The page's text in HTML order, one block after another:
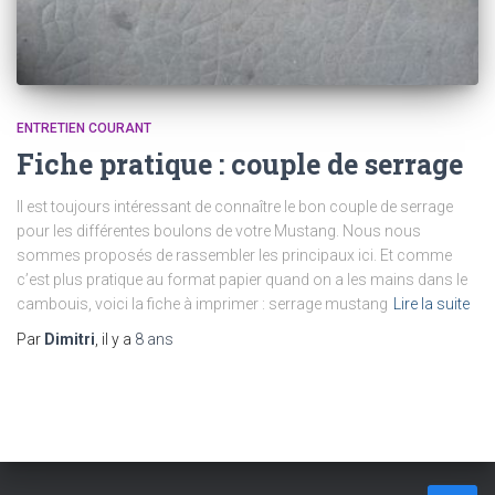
ENTRETIEN COURANT
Fiche pratique : couple de serrage
Il est toujours intéressant de connaître le bon couple de serrage
pour les différentes boulons de votre Mustang. Nous nous
sommes proposés de rassembler les principaux ici. Et comme
c’est plus pratique au format papier quand on a les mains dans le
cambouis, voici la fiche à imprimer : serrage mustang
Lire la suite
Par Dimitri , il y a 8 ans